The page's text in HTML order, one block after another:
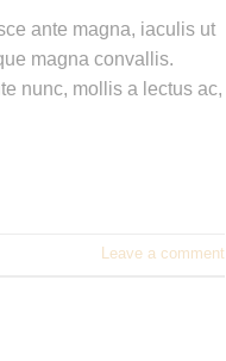
ante magna, iaculis ut
magna convallis.
nunc, mollis a lectus ac,
Leave a comment